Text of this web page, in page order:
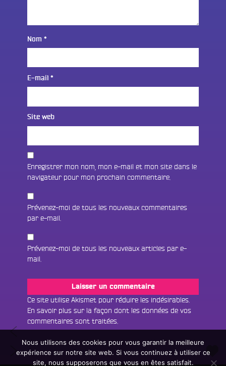
Nom *
E-mail *
Site web
Enregistrer mon nom, mon e-mail et mon site dans le
navigateur pour mon prochain commentaire.
Prévenez-moi de tous les nouveaux commentaires
par e-mail.
Prévenez-moi de tous les nouveaux articles par e-
mail.
Ce site utilise Akismet pour réduire les indésirables.
En savoir plus sur la façon dont les données de vos
commentaires sont traitées
Navigation
l’article
Hervé
Productions,
La
Marbelle
Tremplin
Écouter le direct
Tous les programmes
Nous utilisons des cookies pour vous garantir la meilleure
expérience sur notre site web. Si vous continuez à utiliser ce
site, nous supposerons que vous en êtes satisfait.